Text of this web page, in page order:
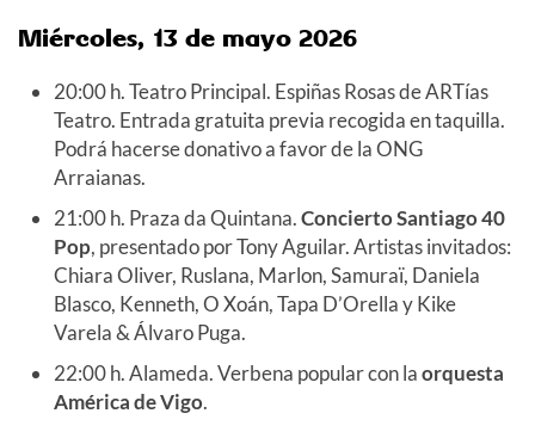
Miércoles, 13 de mayo 2026
20:00 h. Teatro Principal. Espiñas Rosas de ARTías
Teatro. Entrada gratuita previa recogida en taquilla.
Podrá hacerse donativo a favor de la ONG
Arraianas.
21:00 h. Praza da Quintana.Concierto Santiago 40
Pop, presentado por Tony Aguilar. Artistas invitados:
Chiara Oliver, Ruslana, Marlon, Samuraï, Daniela
Blasco, Kenneth, O Xoán, Tapa D’Orella y Kike
Varela & Álvaro Puga.
22:00 h. Alameda. Verbena popular con laorquesta
América de Vigo.